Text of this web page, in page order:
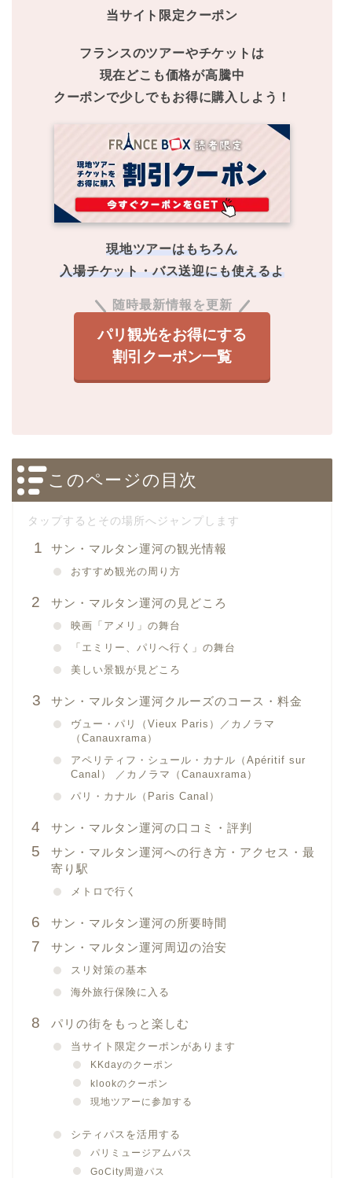
当サイト限定クーポン
フランスのツアーやチケットは
現在どこも価格が高騰中
クーポンで少しでもお得に購入しよう！
現地ツアーはもちろん
入場チケット・バス送迎にも使えるよ
随時最新情報を更新
パリ観光をお得にする
割引クーポン一覧
このページの目次
サン・マルタン運河の観光情報
おすすめ観光の周り方
サン・マルタン運河の見どころ
映画「アメリ」の舞台
「エミリー、パリへ行く」の舞台
美しい景観が見どころ
サン・マルタン運河クルーズのコース・料金
ヴュー・パリ（Vieux Paris）／カノラマ
（Canauxrama）
アペリティフ・シュール・カナル（Apéritif sur
Canal） ／カノラマ（Canauxrama）
パリ・カナル（Paris Canal）
サン・マルタン運河の口コミ・評判
サン・マルタン運河への行き方・アクセス・最
寄り駅
メトロで行く
サン・マルタン運河の所要時間
サン・マルタン運河周辺の治安
スリ対策の基本
海外旅行保険に入る
パリの街をもっと楽しむ
当サイト限定クーポンがあります
KKdayのクーポン
klookのクーポン
現地ツアーに参加する
シティパスを活用する
パリミュージアムパス
GoCity周遊パス